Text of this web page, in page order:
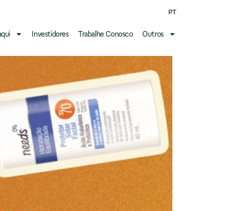
PT
Investidores Trabalhe Conosco Outros